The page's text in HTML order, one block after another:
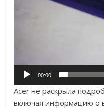
00:00
Acer не раскрыла
включая информацию о